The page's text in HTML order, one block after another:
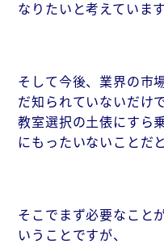
なりたいと考えています
そして今後、業界の市
だ知られていないだけで
教室選択の土俵にすら
にもったいないことだ
そこでまず必要なこと
いうことですが、